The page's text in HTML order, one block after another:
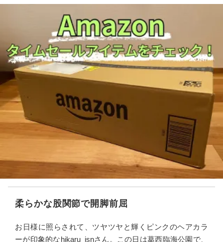
柔らかな股関節で開脚前屈
お日様に照らされて、ツヤツヤと輝くピンクのヘアカラ
ーが印象的なhikaru_isnさん。この日は葛西臨海公園で、